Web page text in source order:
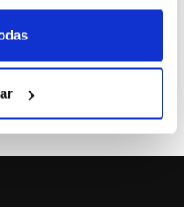
CB Marcelina